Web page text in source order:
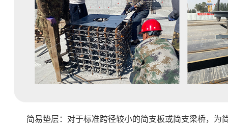
简易垫层：对于标准跨径较小的简支板或简支梁桥，为